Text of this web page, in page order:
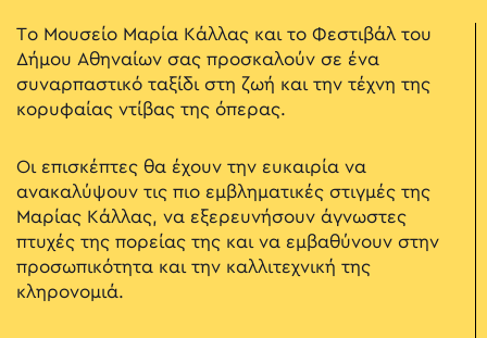
Το Μουσείο Μαρία Κάλλας και το Φεστιβάλ του
Δήμου Αθηναίων σας προσκαλούν σε ένα
συναρπαστικό ταξίδι στη ζωή και την τέχνη της
κορυφαίας ντίβας της όπερας.
Οι επισκέπτες θα έχουν την ευκαιρία να
ανακαλύψουν τις πιο εμβληματικές στιγμές της
Μαρίας Κάλλας, να εξερευνήσουν άγνωστες
πτυχές της πορείας της και να εμβαθύνουν στην
προσωπικότητα και την καλλιτεχνική της
κληρονομιά.